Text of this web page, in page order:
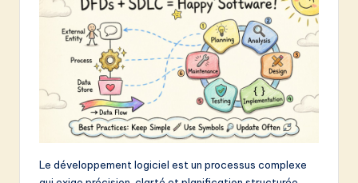
A
Le développement logiciel est un processus complexe